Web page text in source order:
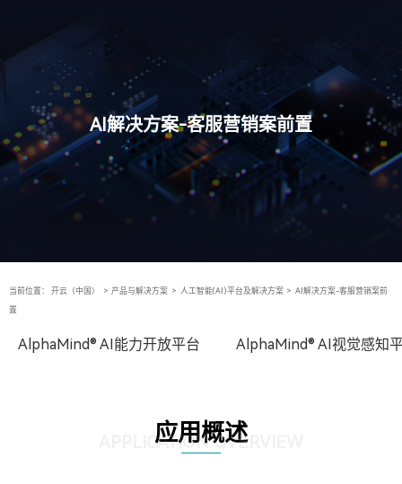
AI解决方案-客服营销案前置
当前位置： 开云（中国） > 产品与解决方案 > 人工智能(AI)平台及解决方案 > AI解决方案-客服营销案前
置
AlphaMind® AI能力开放平台 AlphaMind® AI视觉感知
应用概述
APPLICATION OVERVIEW